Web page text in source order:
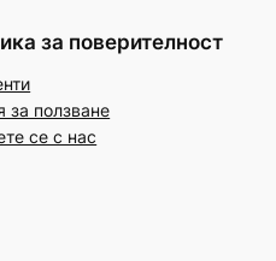
за поверителност
за ползване
се с нас